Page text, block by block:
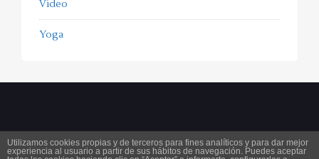
Video
Yoga
Copyright 2025ferorpinell.com. All Rights Reserved. Aviso legalCondiciones generales de
Utilizamos cookies propias y de terceros para fines analíticos y para dar mejor
experiencia al usuario a partir de sus hábitos de navegación. Puedes aceptar